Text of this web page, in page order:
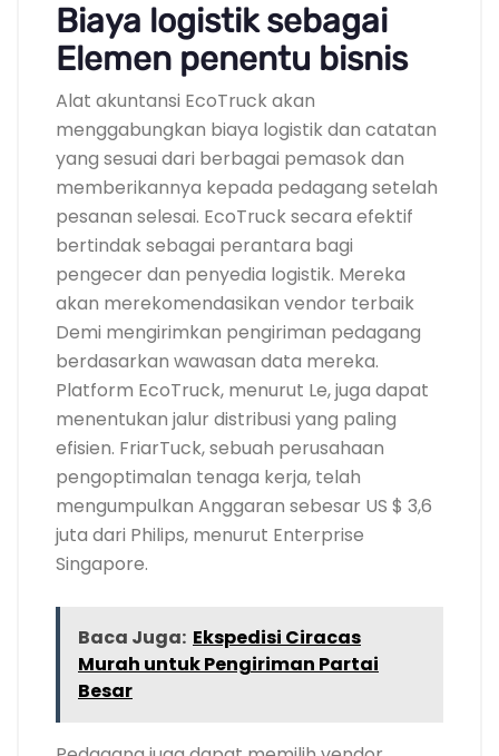
Biaya logistik sebagai
Elemen penentu bisnis
Alat akuntansi EcoTruck akan
menggabungkan biaya logistik dan catatan
yang sesuai dari berbagai pemasok dan
memberikannya kepada pedagang setelah
pesanan selesai. EcoTruck secara efektif
bertindak sebagai perantara bagi
pengecer dan penyedia logistik. Mereka
akan merekomendasikan vendor terbaik
Demi mengirimkan pengiriman pedagang
berdasarkan wawasan data mereka.
Platform EcoTruck, menurut Le, juga dapat
menentukan jalur distribusi yang paling
efisien. FriarTuck, sebuah perusahaan
pengoptimalan tenaga kerja, telah
mengumpulkan Anggaran sebesar US $ 3,6
juta dari Philips, menurut Enterprise
Singapore.
Baca Juga: Ekspedisi Ciracas
Murah untuk Pengiriman Partai
Besar